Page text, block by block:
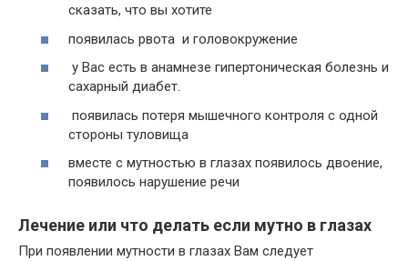
сказать, что вы хотите
появилась рвота и головокружение
у Вас есть в анамнезе гипертоническая болезнь и
сахарный диабет.
появилась потеря мышечного контроля с одной
стороны туловища
вместе с мутностью в глазах появилось двоение,
появилось нарушение речи
Лечение или что делать если мутно в глазах
При появлении мутности в глазах Вам следует